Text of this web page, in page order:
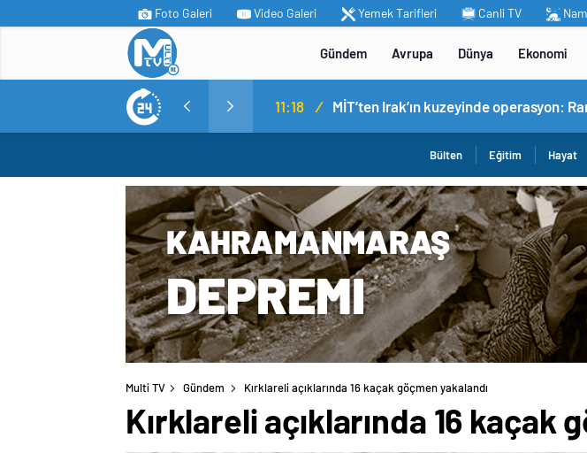
Foto Galeri Video Galeri Yemek Tarifleri Canli TV
Gündem Avrupa Dünya Ekonomi
11:18 /
Bülten Eğitim Hayat
Multi TV Gündem Kırklareli açıklarında 16 kaçak göçmen yakalandı
Kırklareli açıklarında 16 kaçak